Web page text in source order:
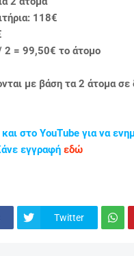
118€
2 = 99,50€ το άτομο
με βάση τα 2 άτομα
στο YouTube για να
εγγραφή εδώ
Twitter